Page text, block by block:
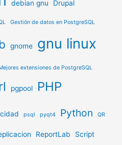
debian gnu Drupal
Gestión de datos en PostgreSQL
gnome gnu linux
extensiones de PostgreSQL
pgpool PHP
psql pyqt4 Python QR
ReportLab Script